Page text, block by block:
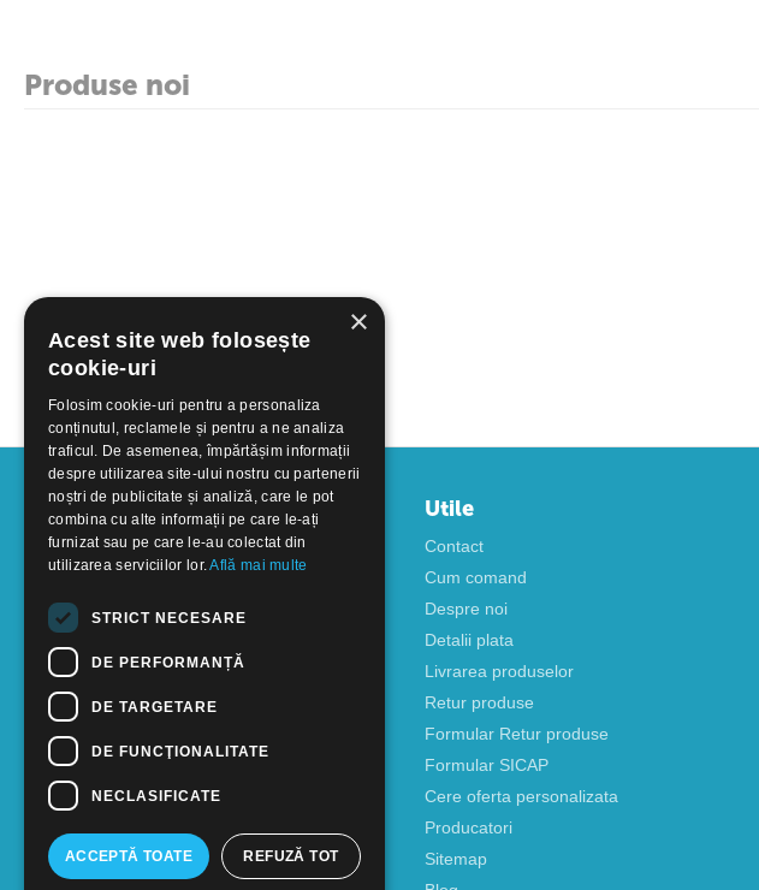
Produse noi
Contul meu
Autentificare
Utile
Contact
Cum comand
Despre noi
Detalii plata
Livrarea produselor
Retur produse
Formular Retur produse
Formular SICAP
Cere oferta personalizata
Producatori
Sitemap
×
Acest site web folosește
cookie-uri
Folosim cookie-uri pentru a personaliza
conținutul, reclamele și pentru a ne analiza
traficul. De asemenea, împărtășim informații
despre utilizarea site-ului nostru cu partenerii
noștri de publicitate și analiză, care le pot
combina cu alte informații pe care le-ați
furnizat sau pe care le-au colectat din
utilizarea serviciilor lor.Află mai multe
STRICT NECESARE
DE PERFORMANȚĂ
DE TARGETARE
DE FUNCŢIONALITATE
NECLASIFICATE
ACCEPTĂ TOATE REFUZĂ TOT